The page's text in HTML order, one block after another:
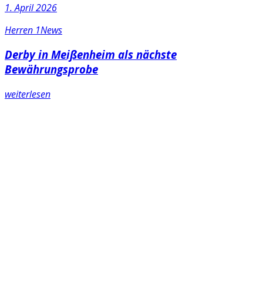
1. April 2026
Herren 1News
Derby in Meißenheim als nächste
Bewährungsprobe
weiterlesen